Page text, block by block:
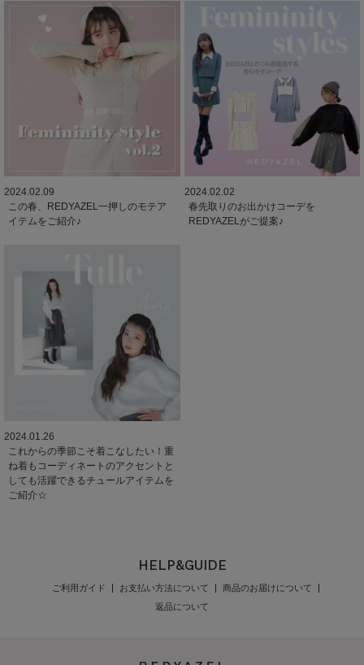
2024.02.09
この春、REDYAZEL一押しのモテア
イテムをご紹介♪
2024.02.02
春先取りのお出かけコーデを
REDYAZELがご提案♪
2024.01.26
これからの季節こそ着こなしたい！重
ね着もコーディネートのアクセントと
しても活躍できるチュールアイテムを
ご紹介☆
HELP&GUIDE
ご利用ガイド お支払い方法について
商品のお届けについて
返品について